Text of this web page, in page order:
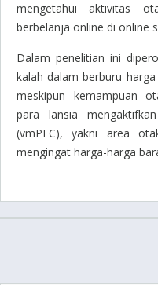
mengetahui aktivitas
berbelanja online di online
Dalam penelitian ini
kalah dalam berburu
meskipun kemampuan
para lansia
(vmPFC), yakni area
mengingat harga-harga